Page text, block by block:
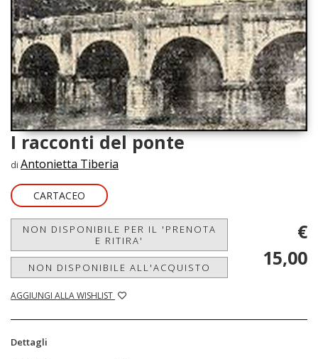
I racconti del ponte
di Antonietta Tiberia
CARTACEO
NON DISPONIBILE PER IL 'PRENOTA
E RITIRA'
NON DISPONIBILE ALL'ACQUISTO
AGGIUNGI ALLA WISHLIST
€
15,00
Dettagli